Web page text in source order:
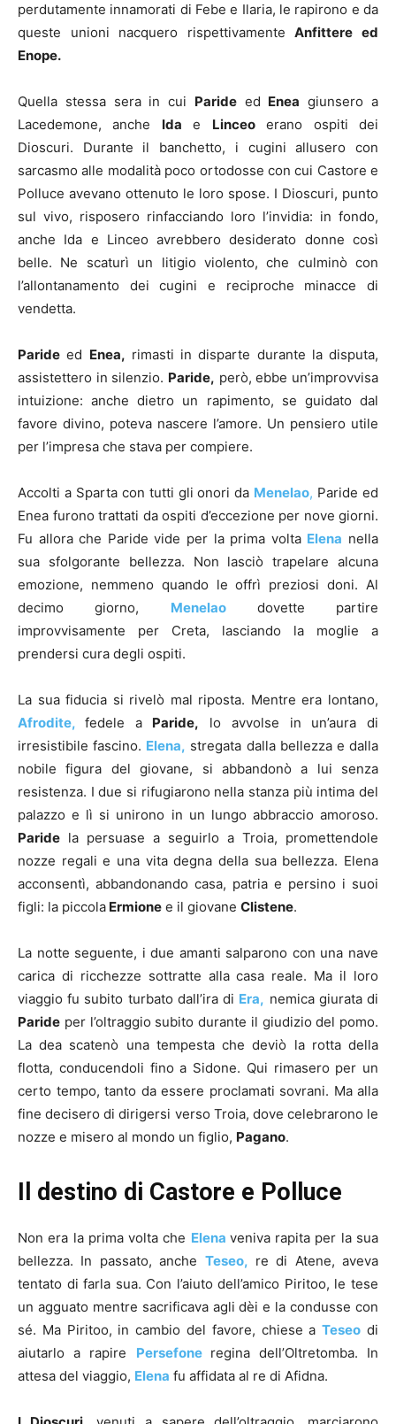
perdutamente innamorati di Febe e Ilaria, le rapirono e da
queste unioni nacquero rispettivamenteAnfittere ed
Enope.
Quella stessa sera in cui Parideed Enea giunsero a
Lacedemone, anche Ida e Linceoerano ospiti dei
Dioscuri. Durante il banchetto, i cugini allusero con
sarcasmo alle modalità poco ortodosse con cui Castore e
Polluce avevano ottenuto le loro spose. I Dioscuri, punto
sul vivo, risposero rinfacciando loro l’invidia: in fondo,
anche Ida e Linceo avrebbero desiderato donne così
belle. Ne scaturì un litigio violento, che culminò con
l’allontanamento dei cugini e reciproche minacce di
vendetta.
Paride ed Enea, rimasti in disparte durante la disputa,
assistettero in silenzio. Paride, però, ebbe un’improvvisa
intuizione: anche dietro un rapimento, se guidato dal
favore divino, poteva nascere l’amore. Un pensiero utile
per l’impresa che stava per compiere.
Accolti a Sparta con tutti gli onori da Menelao, Paride ed
Enea furono trattati da ospiti d’eccezione per nove giorni.
Fu allora che Paride vide per la prima volta Elena nella
sua sfolgorante bellezza. Non lasciò trapelare alcuna
emozione, nemmeno quando le offrì preziosi doni. Al
decimo giorno, Menelaodovette partire
improvvisamente per Creta, lasciando la moglie a
prendersi cura degli ospiti.
La sua fiducia si rivelò mal riposta. Mentre era lontano,
Afrodite, fedele a Paride, lo avvolse in un’aura di
irresistibile fascino. Elena, stregata dalla bellezza e dalla
nobile figura del giovane, si abbandonò a lui senza
resistenza. I due si rifugiarono nella stanza più intima del
palazzo e lì si unirono in un lungo abbraccio amoroso.
Paride la persuase a seguirlo a Troia, promettendole
nozze regali e una vita degna della sua bellezza. Elena
acconsentì, abbandonando casa, patria e persino i suoi
figli: la piccola Ermione e il giovane Clistene.
La notte seguente, i due amanti salparono con una nave
carica di ricchezze sottratte alla casa reale. Ma il loro
viaggio fu subito turbato dall’ira di Era, nemica giurata di
Paride per l’oltraggio subito durante il giudizio del pomo.
La dea scatenò una tempesta che deviò la rotta della
flotta, conducendoli fino a Sidone. Qui rimasero per un
certo tempo, tanto da essere proclamati sovrani. Ma alla
fine decisero di dirigersi verso Troia, dove celebrarono le
nozze e misero al mondo un figlio, Pagano.
Il destino di Castore e Polluce
Non era la prima volta che Elena veniva rapita per la sua
bellezza. In passato, anche Teseo, re di Atene, aveva
tentato di farla sua. Con l’aiuto dell’amico Piritoo, le tese
un agguato mentre sacrificava agli dèi e la condusse con
sé. Ma Piritoo, in cambio del favore, chiese aTeseo di
aiutarlo a rapire Persefone regina dell’Oltretomba. In
attesa del viaggio, Elena fu affidata al re di Afidna.